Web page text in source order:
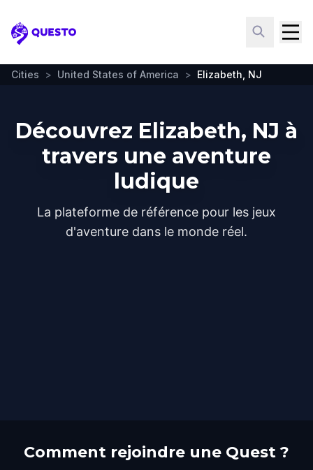
Questo
Cities > United States of America > Elizabeth, NJ
Découvrez Elizabeth, NJ à
travers une aventure
ludique
La plateforme de référence pour les jeux
d'aventure dans le monde réel.
Comment rejoindre une Quest ?